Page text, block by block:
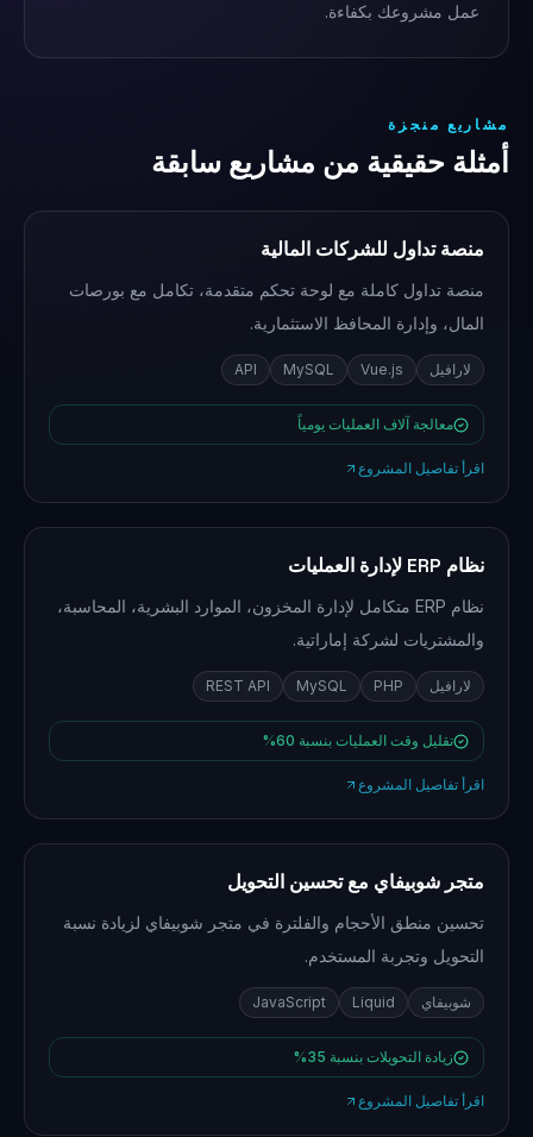
عمل مشروعك بكفاءة.
مشاريع منجزة
أمثلة حقيقية من مشاريع سابقة
منصة تداول للشركات المالية
منصة تداول كاملة مع لوحة تحكم متقدمة، تكامل مع بورصات
المال، وإدارة المحافظ الاستثمارية.
لارافيل Vue.js
MySQL
API
معالجة آلاف العمليات يومياً
اقرأ تفاصيل المشروع
نظام ERP لإدارة العمليات
نظام ERP متكامل لإدارة المخزون، الموارد البشرية، المحاسبة،
والمشتريات لشركة إماراتية.
لارافيل PHP
MySQL
REST API
تقليل وقت العمليات بنسبة 60%
اقرأ تفاصيل المشروع
متجر شوبيفاي مع تحسين التحويل
تحسين منطق الأحجام والفلترة في متجر شوبيفاي لزيادة نسبة
التحويل وتجربة المستخدم.
شوبيفاي Liquid
JavaScript
زيادة التحويلات بنسبة 35%
اقرأ تفاصيل المشروع